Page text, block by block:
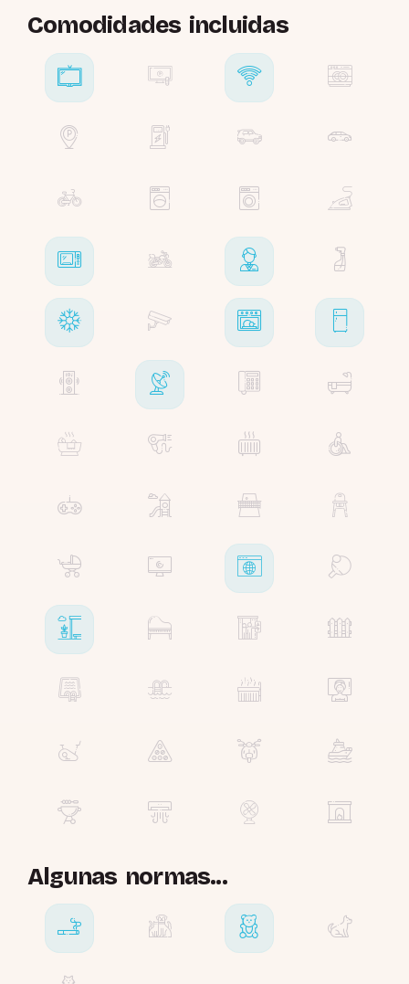
Comodidades incluidas
Algunas normas...